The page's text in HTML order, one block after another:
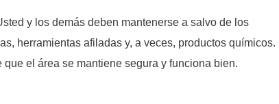
y los demás deben mantenerse a salvo de los
herramientas afiladas y, a veces, productos químicos.
el área se mantiene segura y funciona bien.